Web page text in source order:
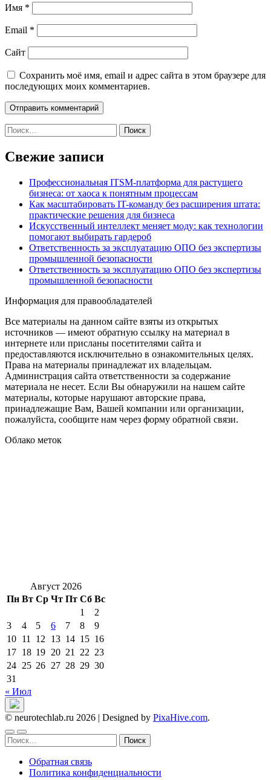
Имя *
Email *
Сайт
Сохранить моё имя, email и адрес сайта в этом браузере для
последующих моих комментариев.
Найти:
Свежие записи
Профессиональная ITSM-платформа для растущего
бизнеса: от хаоса к понятным процессам
Как масштабировать IT-команду без расширения штата:
практические решения для бизнеса
Искусственный интеллект меняет моду: как технологии
помогают выбирать гардероб
Ответственность за эксплуатацию ОПО без экспертизы
промышленной безопасности
Ответственность за эксплуатацию ОПО без экспертизы
промышленной безопасности
Информация для правообладателей
Все материалы на данном сайте взяты из открытых
источников — имеют обратную ссылку на материал в
интернете или присланы посетителями сайта и
предоставляются исключительно в ознакомительных целях.
Права на материалы принадлежат их владельцам.
Администрация сайта ответственности за содержание
материала не несет. Если Вы обнаружили на нашем сайте
материалы, которые нарушают авторские права,
принадлежащие Вам, Вашей компании или организации,
пожалуйста, сообщите нам через форму обратной связи.
Облако меток
Август 2026
Пн Вт Ср Чт Пт Сб Вс
1
2
3
4 5 6 7 8
9
10 11 12 13 14 15 16
17 18 19 20 21 22 23
24 25 26 27 28 29 30
31
« Июл
© neurotechlab.ru 2026 | Designed by PixaHive.com.
Найти:
Обратная связь
Политика конфиденциальности